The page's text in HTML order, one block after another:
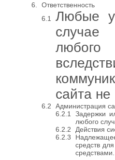
Ответственность
Любые
случае
любого
сайта
Администрация
Задержки
любого
Действия
средств
средствами.